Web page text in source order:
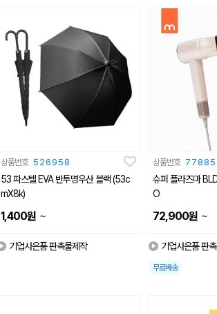
상품번호 526958
53 파스텔 EVA 반투명우산 블랙 (53c
mX8k)
1,400원 ~
기업사은품 판촉물제작
상품번호
슈퍼 플라즈마
O
72,900원 ~
기업사은품 판
무료배송